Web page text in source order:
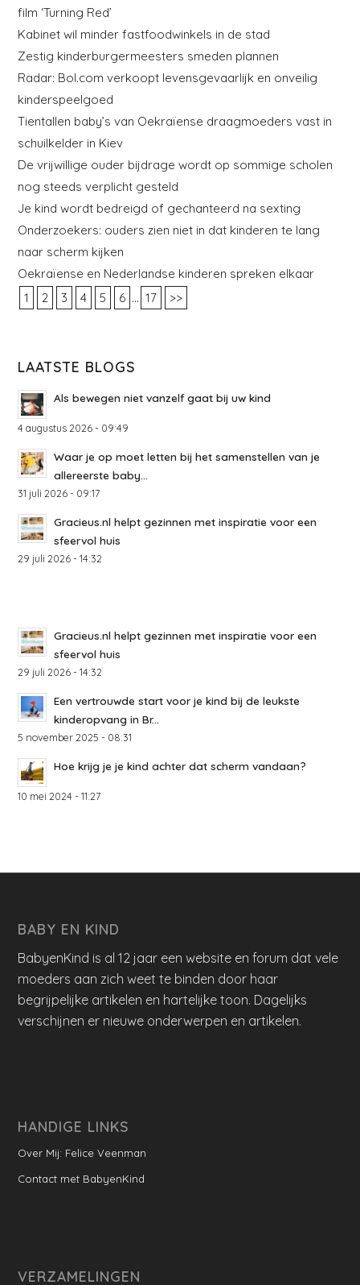
film ‘Turning Red’
Kabinet wil minder fastfoodwinkels in de stad
Zestig kinderburgermeesters smeden plannen
Radar: Bol.com verkoopt levensgevaarlijk en onveilig
kinderspeelgoed
Tientallen baby’s van Oekraïense draagmoeders vast in
schuilkelder in Kiev
De vrijwillige ouder bijdrage wordt op sommige scholen
nog steeds verplicht gesteld
Je kind wordt bedreigd of gechanteerd na sexting
Onderzoekers: ouders zien niet in dat kinderen te lang
naar scherm kijken
Oekraïense en Nederlandse kinderen spreken elkaar
1
2 3 4 5 6 ... 17 >>
LAATSTE BLOGS
Als bewegen niet vanzelf gaat bij uw kind
4 augustus 2026 - 09:49
Waar je op moet letten bij het samenstellen van je
allereerste baby...
31 juli 2026 - 09:17
Gracieus.nl helpt gezinnen met inspiratie voor een
sfeervol huis
29 juli 2026 - 14:32
Gracieus.nl helpt gezinnen met inspiratie voor een
sfeervol huis
29 juli 2026 - 14:32
Een vertrouwde start voor je kind bij de leukste
kinderopvang in Br...
5 november 2025 - 08:31
Hoe krijg je je kind achter dat scherm vandaan?
10 mei 2024 - 11:27
BABY EN KIND
BabyenKind is al 12 jaar een website en forum dat vele
moeders aan zich weet te binden door haar
begrijpelijke artikelen en hartelijke toon. Dagelijks
verschijnen er nieuwe onderwerpen en artikelen.
HANDIGE LINKS
Over Mij: Felice Veenman
Contact met BabyenKind
VERZAMELINGEN